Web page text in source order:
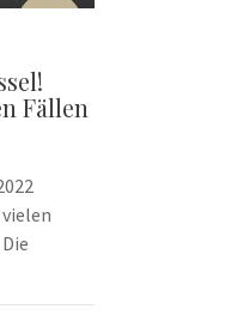
22
Fällen